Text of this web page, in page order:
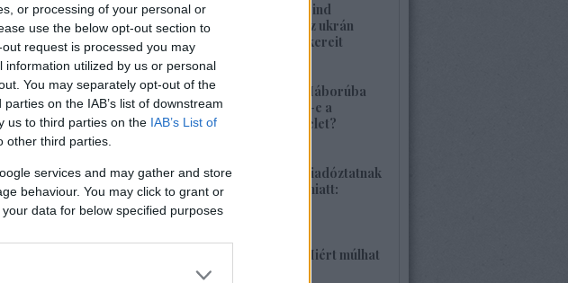
or processing of your personal or
use the below opt-out section to
request is processed you may
utilized by us or personal
You may separately opt-out of the
on the IAB’s list of downstream
us to third parties on the IAB’s List of
other third parties.
services and may gather and store
behaviour. You may click to grant or
data for below specified purposes
1427. BEKIÁLTÁS: Mind
nehezebb leplezni az ukrán
rezsim fasiszta gyökereit
2026. június 21. 13:22
1426. BEKIÁLTÁS: Háborúba
vagy békébe fordul-e a
különleges hadművelet?
1425. BEKIÁLTÁS: Riadóztatnak
az ukrán-fasizmus miatt:
„Európa vigyázz!”
1424. BEKIÁLTÁS: Miért múlhat
ki a Népszava is?